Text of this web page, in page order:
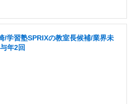
/学習塾SPRIXの教室長候補/業界未
年2回